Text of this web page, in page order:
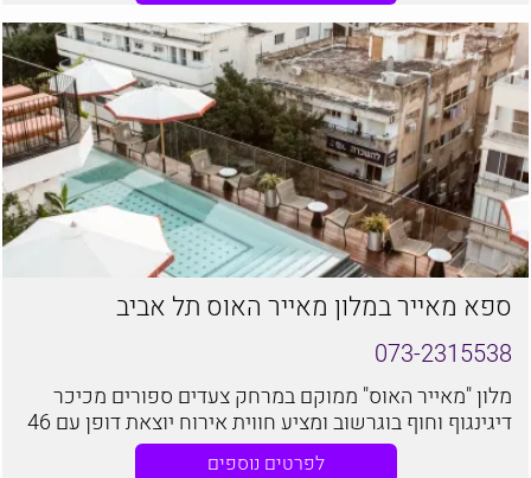
ספא מאייר במלון מאייר האוס תל אביב
073-2315538
מלון "מאייר האוס" ממוקם במרחק צעדים ספורים מכיכר
דיגינגוף וחוף בוגרשוב ומציע חווית אירוח יוצאת דופן עם 46
חדרים וסוויטות
לפרטים נוספים